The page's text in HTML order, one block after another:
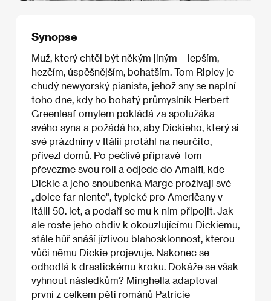
Synopse
Muž, který chtěl být někým jiným – lepším,
hezčím, úspěšnějším, bohatším. Tom Ripley je
chudý newyorský pianista, jehož sny se naplní
toho dne, kdy ho bohatý průmyslník Herbert
Greenleaf omylem pokládá za spolužáka
svého syna a požádá ho, aby Dickieho, který si
své prázdniny v Itálii protáhl na neurčito,
přivezl domů. Po pečlivé přípravě Tom
převezme svou roli a odjede do Amalfi, kde
Dickie a jeho snoubenka Marge prožívají své
„dolce far niente", typické pro Američany v
Itálii 50. let, a podaří se mu k nim připojit. Jak
ale roste jeho obdiv k okouzlujícímu Dickiemu,
stále hůř snáší jízlivou blahosklonnost, kterou
vůči němu Dickie projevuje. Nakonec se
odhodlá k drastickému kroku. Dokáže se však
vyhnout následkům? Minghella adaptoval
první z celkem pěti románů Patricie